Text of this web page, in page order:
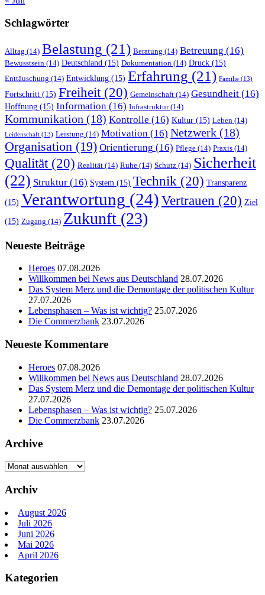
Schlagwörter
Alltag (14) Belastung (21) Beratung (14) Betreuung (16)
Bewusstsein (14) Deutschland (15) Dokumentation (14) Druck (15)
Enttäuschung (14) Entwicklung (15) Erfahrung (21) Familie (13)
Fortschritt (15) Freiheit (20) Gemeinschaft (14) Gesundheit (16)
Hoffnung (15) Information (16) Infrastruktur(14)
Kommunikation (18) Kontrolle (16) Kultur (15) Leben (14)
Leidenschaft (13) Leistung (14) Motivation (16) Netzwerk (18)
Organisation (19) Orientierung (16) Pflege (14) Praxis (14)
Qualität (20) Realität (14) Ruhe (14) Schutz (14) Sicherheit
(22) Struktur (16) System (15) Technik (20) Transparenz
(15) Verantwortung (24)Vertrauen (20) Ziel
(15) Zugang (14) Zukunft (23)
Neueste Beiträge
Heroes 07.08.2026
Willkommen bei News aus Deutschland 28.07.2026
Das System Merz und die Demontage der politischen Kultur
27.07.2026
Lebensphasen – Was ist wichtig? 25.07.2026
Die Commerzbank 23.07.2026
Neueste Kommentare
Heroes 07.08.2026
Willkommen bei News aus Deutschland 28.07.2026
Das System Merz und die Demontage der politischen Kultur
27.07.2026
Lebensphasen – Was ist wichtig? 25.07.2026
Die Commerzbank 23.07.2026
Archive
Archive
Archiv
August 2026
Juli 2026
Juni 2026
Mai 2026
April 2026
Kategorien